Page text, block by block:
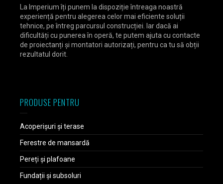
La Imperium îți punem la dispoziție întreaga noastră
experiență pentru alegerea celor mai eficiente soluții
tehnice, pe întreg parcursul construcției. Iar dacă ai
dificultăți cu punerea în operă, te putem ajuta cu contacte
de proiectanți și montatori autorizați, pentru ca tu să obții
rezultatul dorit.
PRODUSE PENTRU
Acoperișuri și terase
Ferestre de mansardă
Pereți și plafoane
Fundații și subsoluri